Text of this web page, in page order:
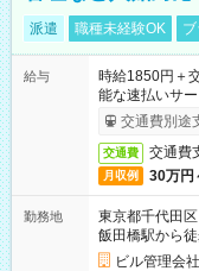
派遣 職種未経験OK
給与
時給1850円＋
能な速払いサ
交通費別途
交通費 交通費
月収例 30万円
勤務地
東京都千代田区
飯田橋駅から
ビル管理会社